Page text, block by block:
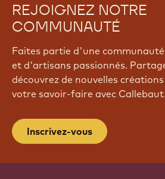
REJOIGNEZ NOTRE
COMMUNAUTÉ
Faites partie d'une
et d'artisans passionnés.
découvrez de nouvelles
votre savoir-faire avec Callebaut.
Inscrivez-vous